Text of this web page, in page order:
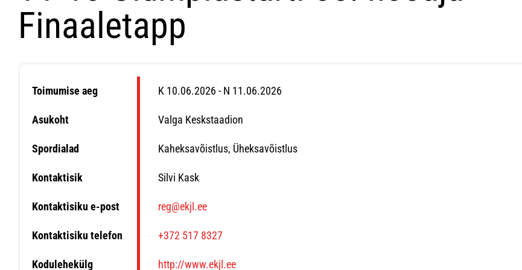
Finaaletapp
Toimumise aeg K 10.06.2026 - N 11.06.2026
Asukoht Valga Keskstaadion
Spordialad Kaheksavõistlus, Üheksavõistlus
Kontaktisik Silvi Kask
Kontaktisiku e-post reg@ekjl.ee
Kontaktisiku telefon +372 517 8327
Kodulehekülg http://www.ekjl.ee